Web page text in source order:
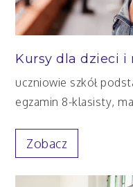
Kursy dla dzieci i
uczniowie szkół
egzamin 8-klasisty,
Zobacz